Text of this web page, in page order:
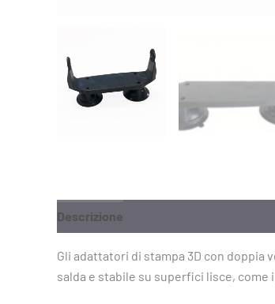
Descrizione
Gli adattatori di stampa 3D con doppia
salda e stabile su superfici lisce, come